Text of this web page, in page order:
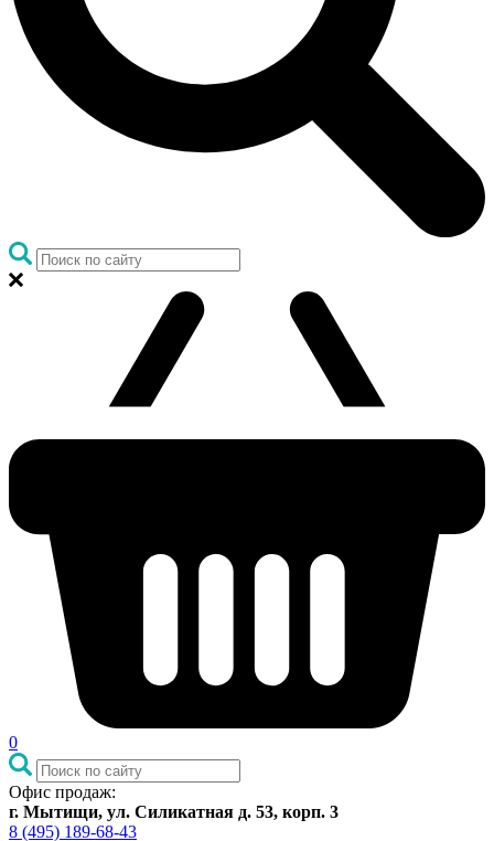
0
Офис продаж:
г. Мытищи, ул. Силикатная д. 53, корп. 3
8 (495) 189-68-43